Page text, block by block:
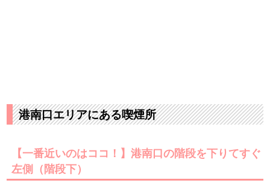
港南口エリアにある喫煙所
【一番近いのはココ！】港南口の階段を下りてすぐ
左側（階段下）